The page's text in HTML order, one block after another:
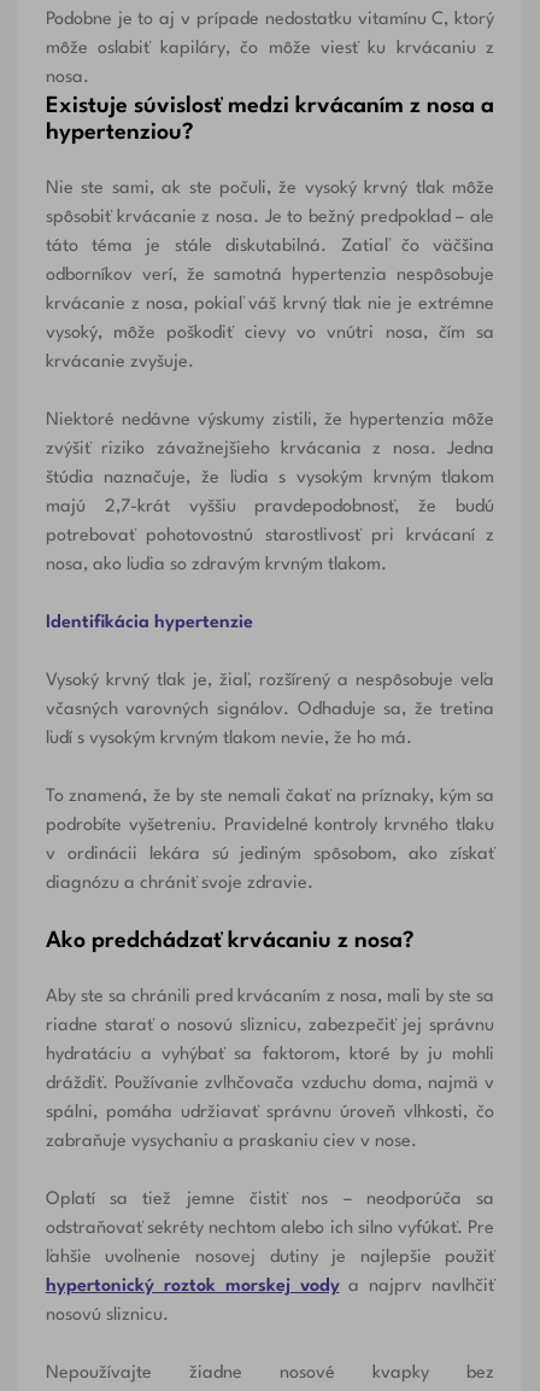
Podobne je to aj v prípade nedostatku vitamínu C, ktorý
môže oslabiť kapiláry, čo môže viesť ku krvácaniu z
nosa.
Existuje súvislosť medzi krvácaním z nosa a
hypertenziou?
Nie ste sami, ak ste počuli, že vysoký krvný tlak môže
spôsobiť krvácanie z nosa. Je to bežný predpoklad – ale
táto téma je stále diskutabilná. Zatiaľ čo väčšina
odborníkov verí, že samotná hypertenzia nespôsobuje
krvácanie z nosa, pokiaľ váš krvný tlak nie je extrémne
vysoký, môže poškodiť cievy vo vnútri nosa, čím sa
krvácanie zvyšuje.
Niektoré nedávne výskumy zistili, že hypertenzia môže
zvýšiť riziko závažnejšieho krvácania z nosa. Jedna
štúdia naznačuje, že ľudia s vysokým krvným tlakom
majú 2,7-krátvyššiu pravdepodobnosť, že budú
potrebovať pohotovostnú starostlivosť pri krvácaní z
nosa, ako ľudia so zdravým krvným tlakom.
Identifikácia hypertenzie
Vysoký krvný tlak je, žiaľ, rozšírený a nespôsobuje veľa
včasných varovných signálov. Odhaduje sa, že tretina
ľudí s vysokým krvným tlakom nevie, že ho má.
To znamená, že by ste nemali čakať na príznaky, kým sa
podrobíte vyšetreniu. Pravidelné kontroly krvného tlaku
v ordinácii lekára sú jediným spôsobom, ako získať
diagnózu a chrániť svoje zdravie.
Ako predchádzať krvácaniu z nosa?
Aby ste sa chránili pred krvácaním z nosa, mali by ste sa
riadne starať o nosovú sliznicu, zabezpečiť jej správnu
hydratáciu a vyhýbať sa faktorom, ktoré by ju mohli
dráždiť. Používanie zvlhčovača vzduchu doma, najmä v
spálni, pomáha udržiavať správnu úroveň vlhkosti, čo
zabraňuje vysychaniu a praskaniu ciev v nose.
Oplatí sa tiež jemne čistiť nos – neodporúča sa
odstraňovať sekréty nechtom alebo ich silno vyfúkať. Pre
ľahšie uvoľnenie nosovej dutiny je najlepšie použiť
hypertonický roztok morskej vodya najprv navlhčiť
nosovú sliznicu.
Nepoužívajte žiadne nosové kvapky bez